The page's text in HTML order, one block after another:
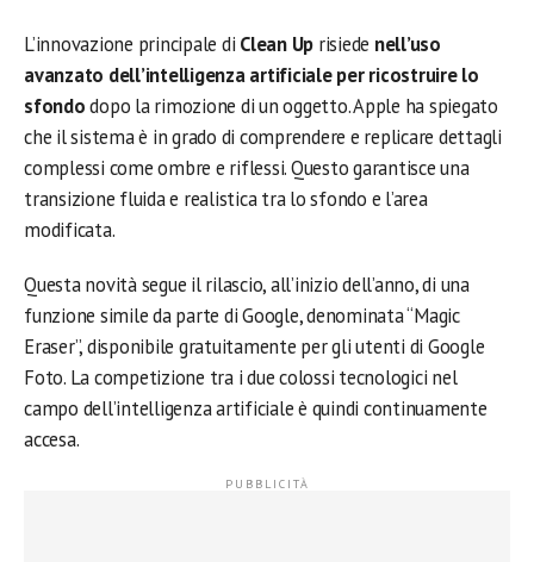
L’innovazione principale di Clean Up risiede nell’uso
avanzato dell’intelligenza artificiale per ricostruire lo
sfondodopo la rimozione di un oggetto. Apple ha spiegato
che il sistema è in grado di comprendere e replicare dettagli
complessi come ombre e riflessi. Questo garantisce una
transizione fluida e realistica tra lo sfondo e l’area
modificata.
Questa novità segue il rilascio, all’inizio dell’anno, di una
funzione simile da parte di Google, denominata “Magic
Eraser”, disponibile gratuitamente per gli utenti di Google
Foto. La competizione tra i due colossi tecnologici nel
campo dell’intelligenza artificiale è quindi continuamente
accesa.